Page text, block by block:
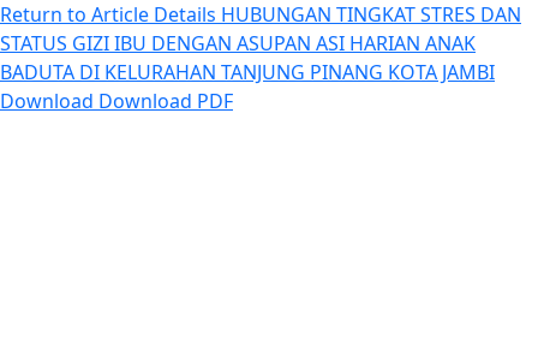
Return to Article Details HUBUNGAN TINGKAT STRES DAN
STATUS GIZI IBU DENGAN ASUPAN ASI HARIAN ANAK
BADUTA DI KELURAHAN TANJUNG PINANG KOTA JAMBI
Download Download PDF